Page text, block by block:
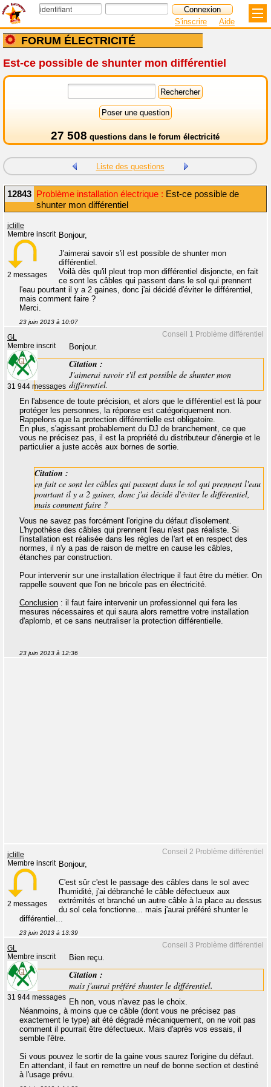
FORUM ÉLECTRICITÉ
S'inscrire Aide
Est-ce possible de shunter mon différentiel
27 508 questions dans le forum électricité
Liste des questions
12843 Problème installation électrique : Est-ce possible de
shunter mon différentiel
jclille
Membre inscrit
2 messages
Bonjour,
J'aimerai savoir s'il est possible de shunter mon
différentiel.
Voilà dès qu'il pleut trop mon différentiel disjoncte, en fait
ce sont les câbles qui passent dans le sol qui prennent
l'eau pourtant il y a 2 gaines, donc j'ai décidé d'éviter le différentiel,
mais comment faire ?
Merci.
23 juin 2013 à 10:07
Conseil 1 Problème différentiel
GL
Membre inscrit
31 944 messages
Bonjour.
Citation :
J'aimerai savoir s'il est possible de shunter mon
différentiel.
En l'absence de toute précision, et alors que le différentiel est là pour
protéger les personnes, la réponse est catégoriquement non.
Rappelons que la protection différentielle est obligatoire.
En plus, s'agissant probablement du DJ de branchement, ce que
vous ne précisez pas, il est la propriété du distributeur d'énergie et le
particulier a juste accès aux bornes de sortie.
Citation :
en fait ce sont les câbles qui passent dans le sol qui prennent l'eau
pourtant il y a 2 gaines, donc j'ai décidé d'éviter le différentiel,
mais comment faire ?
Vous ne savez pas forcément l'origine du défaut d'isolement.
L'hypothèse des câbles qui prennent l'eau n'est pas réaliste. Si
l'installation est réalisée dans les règles de l'art et en respect des
normes, il n'y a pas de raison de mettre en cause les câbles,
étanches par construction.
Pour intervenir sur une installation électrique il faut être du métier. On
rappelle souvent que l'on ne bricole pas en électricité.
Conclusion : il faut faire intervenir un professionnel qui fera les
mesures nécessaires et qui saura alors remettre votre installation
d'aplomb, et ce sans neutraliser la protection différentielle.
23 juin 2013 à 12:36
Conseil 2 Problème différentiel
jclille
Membre inscrit
2 messages
Bonjour,
C'est sûr c'est le passage des câbles dans le sol avec
l'humidité, j'ai débranché le câble défectueux aux
extrémités et branché un autre câble à la place au dessus
du sol cela fonctionne... mais j'aurai préféré shunter le
différentiel...
23 juin 2013 à 13:39
Conseil 3 Problème différentiel
GL
Membre inscrit
31 944 messages
Bien reçu.
Citation :
mais j'aurai préféré shunter le différentiel.
Eh non, vous n'avez pas le choix.
Néanmoins, à moins que ce câble (dont vous ne précisez pas
exactement le type) ait été dégradé mécaniquement, on ne voit pas
comment il pourrait être défectueux. Mais d'après vos essais, il
semble l'être.
Si vous pouvez le sortir de la gaine vous saurez l'origine du défaut.
En attendant, il faut en remettre un neuf de bonne section et destiné
à l'usage prévu.